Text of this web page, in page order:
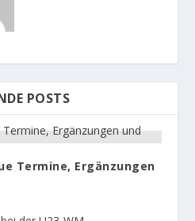
POSTS
Termine, Ergänzungen